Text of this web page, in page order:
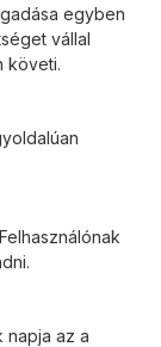
egyben
vállal
követi.
napja az a